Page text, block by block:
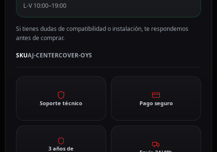
L-V 10:00–19:00
Si tienes dudas de compatibilidad o instalación, te respondemos
antes de comprar.
SKUAJ-CENTERCOVER-OYS
Soporte técnico Pago seguro
3 años de